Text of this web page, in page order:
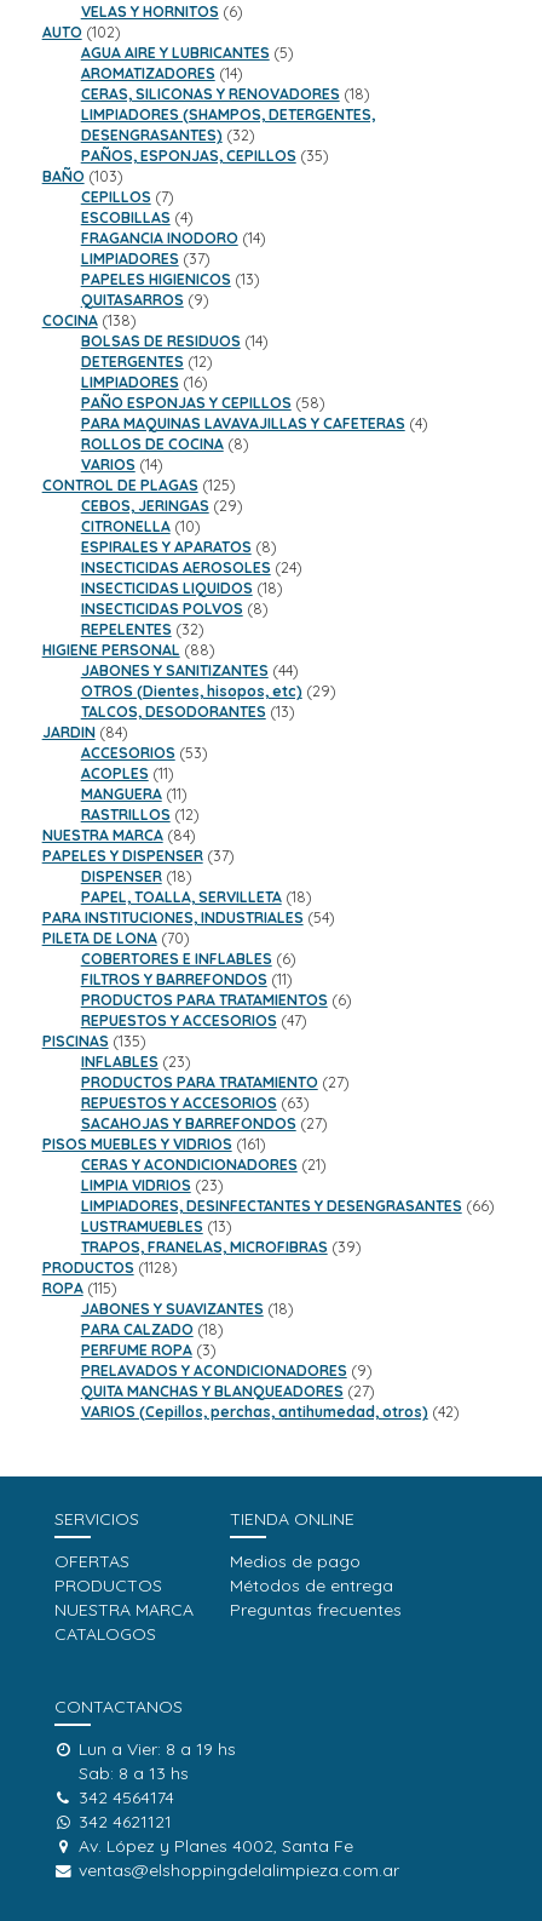
productos
VELAS Y HORNITOS 66
AUTO 102102
productos
AGUA AIRE Y LUBRICANTES 55
AROMATIZADORES 1414
productos
CERAS, SILICONAS Y RENOVADORES 1818
productos
LIMPIADORES (SHAMPOS, DETERGENTES,
DESENGRASANTES) 3232
productos
PAÑOS, ESPONJAS, CEPILLOS 3535
BAÑO 103103
productos
CEPILLOS 77
productos
ESCOBILLAS 44
productos
FRAGANCIA INODORO 1414
LIMPIADORES 3737
productos
PAPELES HIGIENICOS 1313
QUITASARROS 99
COCINA 138138
productos
BOLSAS DE RESIDUOS 1414
DETERGENTES 1212
productos
LIMPIADORES 1616
productos
PAÑO ESPONJAS Y CEPILLOS 5858
productos
PARA MAQUINAS LAVAVAJILLAS Y CAFETERAS 44
ROLLOS DE COCINA 88
VARIOS 1414
productos
CONTROL DE PLAGAS 125125
productos
CEBOS, JERINGAS 2929
CITRONELLA 1010
productos
ESPIRALES Y APARATOS 88
productos
INSECTICIDAS AEROSOLES 2424
INSECTICIDAS LIQUIDOS 1818
INSECTICIDAS POLVOS 88
REPELENTES 3232
productos
HIGIENE PERSONAL 8888
productos
JABONES Y SANITIZANTES 4444
productos
OTROS (Dientes, hisopos, etc) 2929
TALCOS, DESODORANTES 1313
JARDIN 8484
productos
ACCESORIOS 5353
ACOPLES 1111
productos
MANGUERA 1111
productos
RASTRILLOS 1212
productos
NUESTRA MARCA 8484
productos
PAPELES Y DISPENSER 3737
DISPENSER 1818
productos
PAPEL, TOALLA, SERVILLETA 1818
productos
PARA INSTITUCIONES, INDUSTRIALES 5454
PILETA DE LONA 7070
productos
COBERTORES E INFLABLES 66
productos
FILTROS Y BARREFONDOS 1111
productos
PRODUCTOS PARA TRATAMIENTOS 66
REPUESTOS Y ACCESORIOS 4747
PISCINAS 135135
productos
INFLABLES 2323
productos
PRODUCTOS PARA TRATAMIENTO 2727
REPUESTOS Y ACCESORIOS 6363
productos
SACAHOJAS Y BARREFONDOS 2727
PISOS MUEBLES Y VIDRIOS 161161
productos
CERAS Y ACONDICIONADORES 2121
LIMPIA VIDRIOS 2323
productos
LIMPIADORES, DESINFECTANTES Y DESENGRASANTES 6666
LUSTRAMUEBLES 1313
productos
TRAPOS, FRANELAS, MICROFIBRAS 3939
PRODUCTOS 11281128
ROPA 115115
productos
JABONES Y SUAVIZANTES 1818
PARA CALZADO 1818
PERFUME ROPA 33
productos
PRELAVADOS Y ACONDICIONADORES 99
productos
QUITA MANCHAS Y BLANQUEADORES 2727
productos
VARIOS (Cepillos, perchas, antihumedad, otros) 4242
SERVICIOS
OFERTAS
PRODUCTOS
NUESTRA MARCA
CATALOGOS
TIENDA ONLINE
Medios de pago
Métodos de entrega
Preguntas frecuentes
CONTACTANOS
Lun a Vier: 8 a 19 hs
Sab: 8 a 13 hs
342 4564174
342 4621121
Av. López y Planes 4002, Santa Fe
ventas@elshoppingdelalimpieza.com.ar